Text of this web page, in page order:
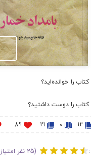
کتاب را خوانده‌اید؟
کتاب را دوست داشتید؟
12
0
89
(25 نفر امتیاز داده‌اند)